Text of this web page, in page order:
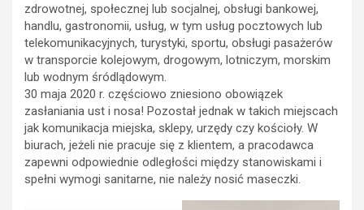
zdrowotnej, społecznej lub socjalnej, obsługi bankowej,
handlu, gastronomii, usług, w tym usług pocztowych lub
telekomunikacyjnych, turystyki, sportu, obsługi pasażerów
w transporcie kolejowym, drogowym, lotniczym, morskim
lub wodnym śródlądowym.
30 maja 2020 r. częściowo zniesiono obowiązek
zasłaniania ust i nosa! Pozostał jednak w takich miejscach
jak komunikacja miejska, sklepy, urzędy czy kościoły. W
biurach, jeżeli nie pracuje się z klientem, a pracodawca
zapewni odpowiednie odległości między stanowiskami i
spełni wymogi sanitarne, nie należy nosić maseczki.